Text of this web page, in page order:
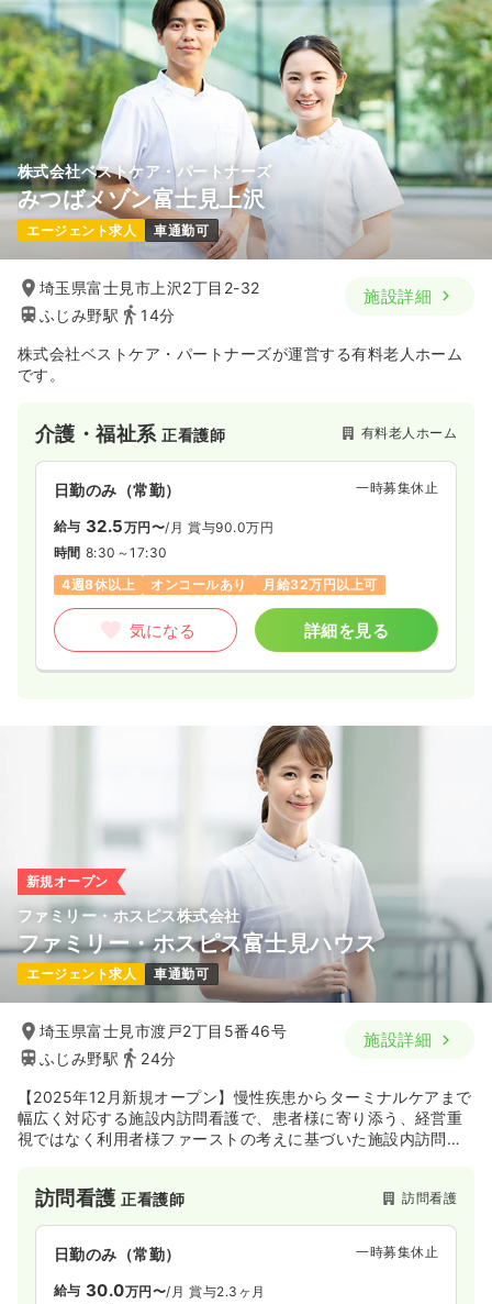
株式会社ベストケア・パートナーズ
みつばメゾン富士見上沢
エージェント求人 車通勤可
埼玉県富士見市上沢2丁目2-32
ふじみ野駅
14分
施設詳細
株式会社ベストケア・パートナーズが運営する有料老人ホーム
です。
介護・福祉系正看護師 有料老人ホーム
日勤のみ（常勤） 一時募集休止
給与 32.5万円〜/月 賞与90.0万円
時間 8:30～17:30
4週8休以上
オンコールあり 月給32万円以上可
気になる 詳細を見る
新規オープン
ファミリー・ホスピス株式会社
ファミリー・ホスピス富士見ハウス
エージェント求人 車通勤可
埼玉県富士見市渡戸2丁目5番46号
ふじみ野駅
24分
施設詳細
【2025年12月新規オープン】慢性疾患からターミナルケアまで
幅広く対応する施設内訪問看護で、患者様に寄り添う、経営重
視ではなく利用者様ファーストの考えに基づいた施設内訪問看
に寄り添った看護を実践されたいという方にお勧めです。
訪問看護正看護師 訪問看護
日勤のみ（常勤） 一時募集休止
給与 30.0万円〜/月 賞与2.3ヶ月